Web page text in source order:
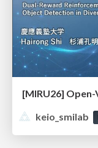
keio_smilab